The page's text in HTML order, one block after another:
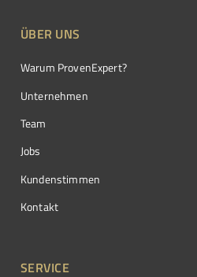
ÜBER UNS
Warum ProvenExpert?
Unternehmen
Team
Jobs
Kundenstimmen
Kontakt
SERVICE